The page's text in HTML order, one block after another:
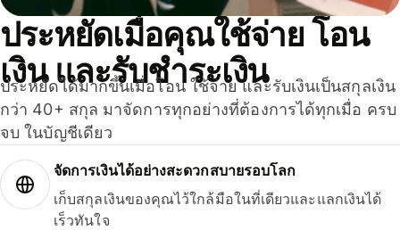
ประหยัดเมื่อคุณใช้จ่าย โอน
เงิน และรับชำระเงิน
ประหยัดได้มากขึ้นเมื่อโอน ใช้จ่าย และรับเงินเป็นสกุลเงิน
กว่า 40+ สกุล มาจัดการทุกอย่างที่ต้องการได้ทุกเมื่อ ครบ
จบ ในบัญชีเดียว
จัดการเงินได้อย่างสะดวกสบายรอบโลก
เก็บสกุลเงินของคุณไว้ใกล้มือในที่เดียวและแลกเงินได้
เร็วทันใจ